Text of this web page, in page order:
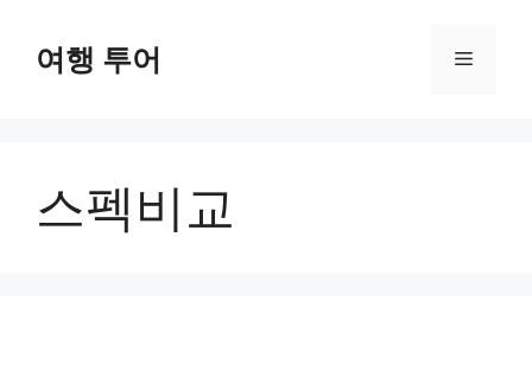
여행 투어 메
스펙비교